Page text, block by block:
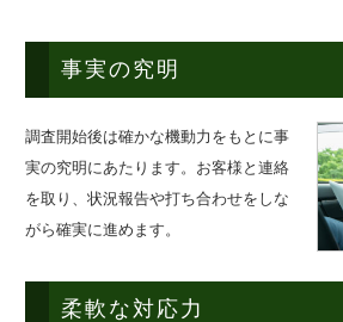
事実の究明
調査開始後は確かな機動力をもとに事
実の究明にあたります。お客様と連絡
を取り、状況報告や打ち合わせをしな
がら確実に進めます。
柔軟な対応力